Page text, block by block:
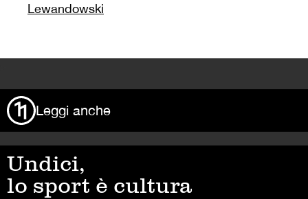
Lewandowski
Leggi anche
Undici,
lo sport è cultura